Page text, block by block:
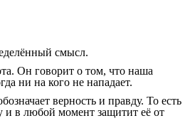
смысл.
Он говорит о том, что наша
ни на кого не нападает.
верность и правду. То есть
и в любой момент защитит её от